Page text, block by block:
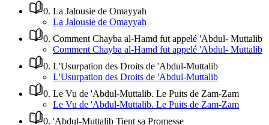
0. La Jalousie de Omayyah
La Jalousie de Omayyah
0. Comment Chayba al-Hamd fut appelé 'Abdul- Muttalib
Comment Chayba al-Hamd fut appelé 'Abdul- Muttalib
0. L'Usurpation des Droits de 'Abdul-Muttalib
L'Usurpation des Droits de 'Abdul-Muttalib
0. Le Vu de 'Abdul-Muttalib. Le Puits de Zam-Zam
Le Vu de 'Abdul-Muttalib. Le Puits de Zam-Zam
0. 'Abdul-Muttalib Tient sa Promesse